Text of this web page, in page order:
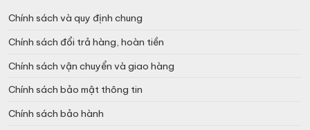
Chính sách và quy định chung
Chính sách đổi trả hàng, hoàn tiền
Chính sách vận chuyển và giao hàng
Chính sách bảo mật thông tin
Chính sách bảo hành